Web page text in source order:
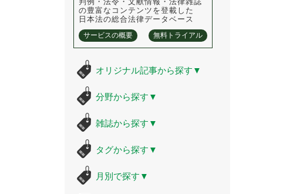
の豊富なコンテンツを登載した
日本法の総合法律データベース
サービスの概要 無料トライアル
オリジナル記事から探す ▼
分野から探す ▼
雑誌から探す ▼
タグから探す ▼
月別で探す ▼